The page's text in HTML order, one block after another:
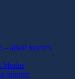
aiball macht’s
Modus
bringen